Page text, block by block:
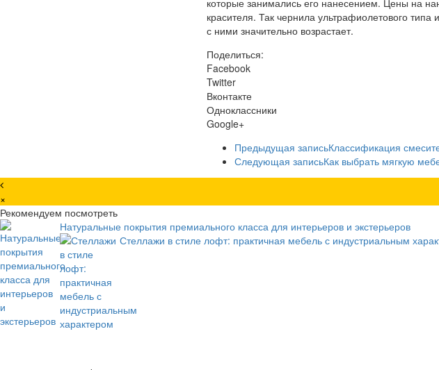
которые занимались его нанесением. Цены на
красителя. Так чернила ультрафиолетового
с ними значительно возрастает.
Поделиться:
Facebook
Twitter
Вконтакте
Одноклассники
Google+
Предыдущая записьКлассификация
Следующая записьКак выбрать мягкую
×
Рекомендуем посмотреть
Натуральные покрытия премиального класса для интерьеров и экстерьеров
Стеллажи в стиле лофт: практичная мебель с индустриальным